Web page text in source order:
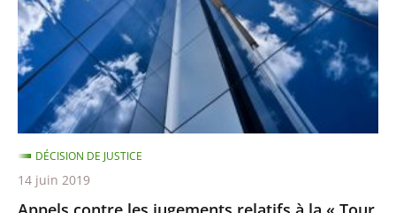
relatifs
à
la
«
Tour
Triangle
»
DÉCISION DE JUSTICE
14 juin 2019